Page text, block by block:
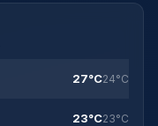
27°C24°C
23°C23°C